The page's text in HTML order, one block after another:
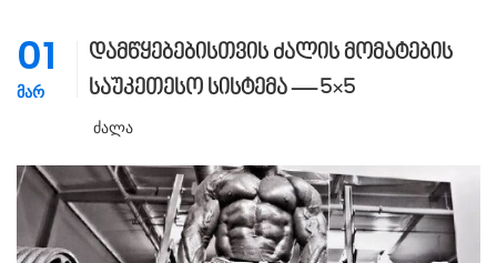
01
ᲛᲐᲠ
დამწყებებისთვის ძალის მომატების
საუკეთესო სისტემა — 5×5
Ძალა